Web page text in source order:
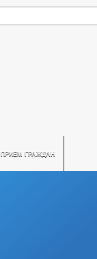
ПРИЕМ ГРАЖДАН